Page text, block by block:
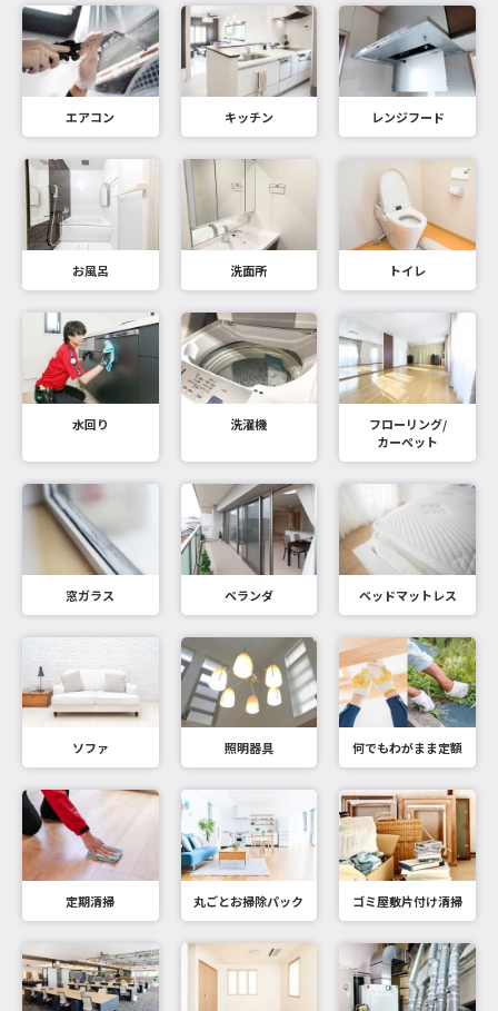
エアコン キッチン レンジフード
お風呂 洗面所 トイレ
水回り 洗濯機
フローリング/
カーペット
窓ガラス ベランダ ベッドマットレス
ソファ 照明器具 何でもわがまま定額
定期清掃 丸ごとお掃除パック ゴミ屋敷片付け清掃